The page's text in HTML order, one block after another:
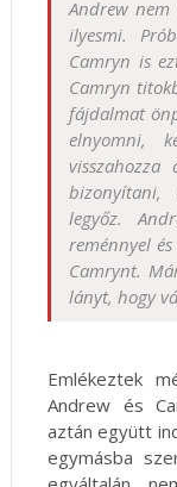
Andrew
ilyesmi.
Camryn is
Camryn
fájdalmat
elnyomni,
legyőz.
reménnyel
Camrynt.
lányt, hogy
Emlékeztek
Andrew és
aztán együtt
egymásba